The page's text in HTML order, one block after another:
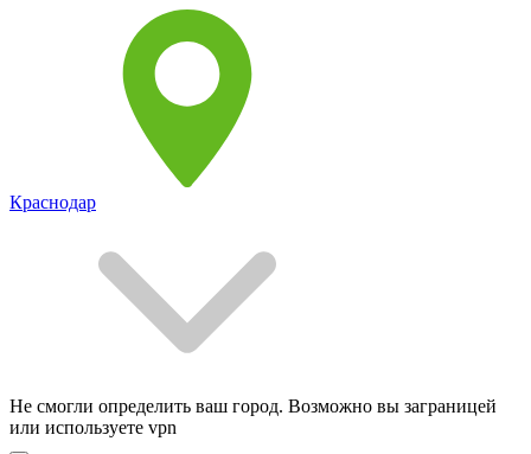
Краснодар
Не смогли определить ваш город. Возможно вы заграницей
или используете vpn